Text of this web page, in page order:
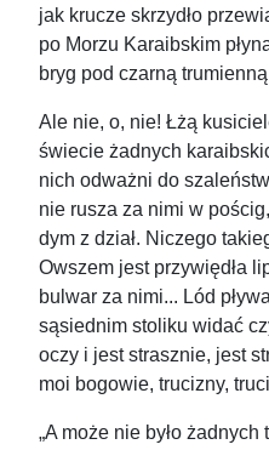
jak krucze skrzydło
po Morzu Karaibskim
bryg pod czarną
Ale nie, o, nie! Łżą
świecie żadnych
nich odważni do
nie rusza za nimi w
dym z dział. Niczego
Owszem jest przywiędła
bulwar za nimi... Lód
sąsiednim stoliku widać
oczy i jest strasznie, jest
moi bogowie, trucizny,
„A może nie było żadnych